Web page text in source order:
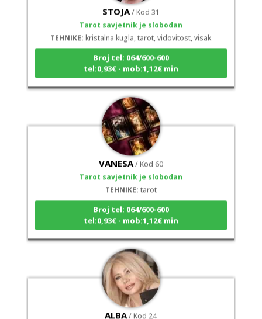
STOJA/ Kod 31
Tarot savjetnik je slobodan
TEHNIKE: kristalna kugla, tarot, vidovitost, visak
Broj tel: 064/600-600
tel:0,93€ - mob:1,12€ min
VANESA/ Kod 60
Tarot savjetnik je slobodan
TEHNIKE: tarot
Broj tel: 064/600-600
tel:0,93€ - mob:1,12€ min
ALBA/ Kod 24